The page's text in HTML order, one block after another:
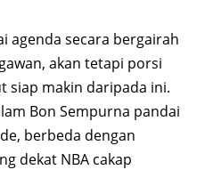
agenda secara bergairah
akan tetapi porsi
siap makin daripada ini.
Bon Sempurna pandai
berbeda dengan
dekat NBA cakap